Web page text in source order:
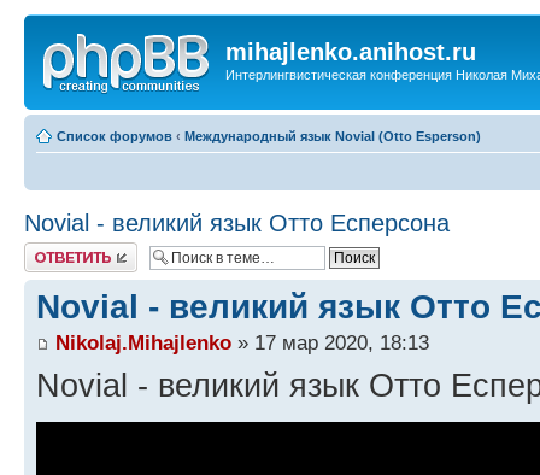
mihajlenko.anihost.ru
Интерлингвистическая конференция Николая
Список форумов ‹ Международный язык Novial (Otto Esperson)
Novial - великий язык Отто Есперсона
Ответить
Novial - великий язык Отто
Nikolaj.Mihajlenko » 17 мар 2020, 18:13
Novial - великий язык Отто